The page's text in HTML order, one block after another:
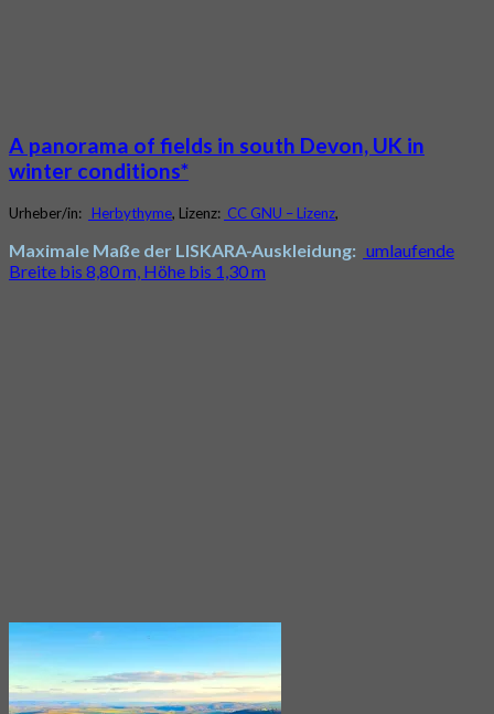
A panorama of fields in south Devon, UK in
winter conditions*
Urheber/in: Herbythyme, Lizenz: CC GNU – Lizenz,
Maximale Maße der LISKARA-Auskleidung: umlaufende
Breite bis 8,80 m, Höhe bis 1,30 m